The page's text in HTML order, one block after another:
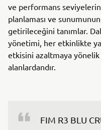
ve performans
planlaması ve
getirileceğini tanımlar.
yönetimi, her etkinlikte
etkisini azaltmaya
alanlardandır.
FIM R3 BLU